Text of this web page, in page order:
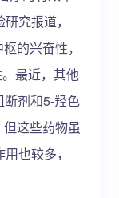
究报道，
的兴奋性，
最近，其他
剂和5-羟色
这些药物虽
也较多，